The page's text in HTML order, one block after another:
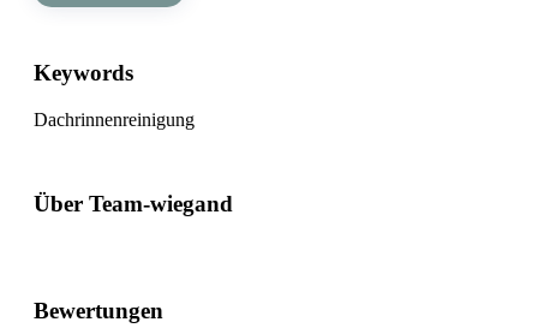
Keywords
Dachrinnenreinigung
Über Team-wiegand
Bewertungen